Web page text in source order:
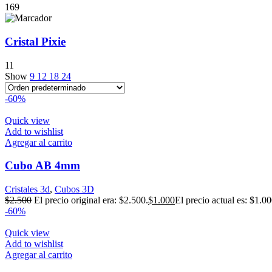
169
Cristal Pixie
11
Show 9 12 18 24
-60%
Quick view
Add to wishlist
Agregar al carrito
Cubo AB 4mm
Cristales 3d, Cubos 3D
$2.500 El precio original era: $2.500.$1.000El precio actual es:
-60%
Quick view
Add to wishlist
Agregar al carrito